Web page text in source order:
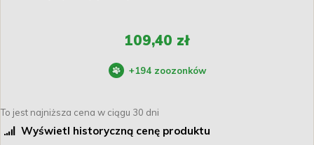
109,40 zł
+194 zoozonków
To jest najniższa cena w ciągu 30 dni
Wyświetl historyczną cenę produktu